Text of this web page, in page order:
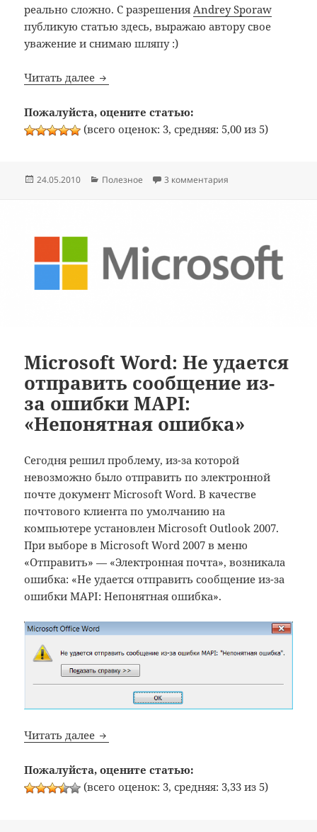
реально сложно. С разрешения Andrey Sporaw
публикую статью здесь, выражаю автору свое
уважение и снимаю шляпу :)
Читать далее Немного о восстановлении данных
Пожалуйста, оцените статью:
(всего оценок: 3, средняя: 5,00 из 5)
Опубликовано
24.05.2010 Рубрики
Полезное 3 комментария
Microsoft Word: Не удается
отправить сообщение из-
за ошибки MAPI:
«Непонятная ошибка»
Сегодня решил проблему, из-за которой
невозможно было отправить по электронной
почте документ Microsoft Word. В качестве
почтового клиента по умолчанию на
компьютере установлен Microsoft Outlook 2007.
При выборе в Microsoft Word 2007 в меню
«Отправить» — «Электронная почта», возникала
ошибка: «Не удается отправить сообщение из-за
ошибки MAPI: Непонятная ошибка».
Читать далее Microsoft Word: Не удается отправить
Пожалуйста, оцените статью:
(всего оценок: 3, средняя: 3,33 из 5)